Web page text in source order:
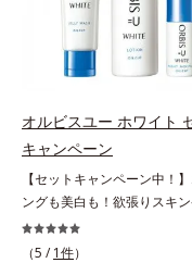
オルビスユー ホワイト
キャンペーン
【セットキャンペーン中！
ングも美白も！欲張りスキ
（5 / 1件）